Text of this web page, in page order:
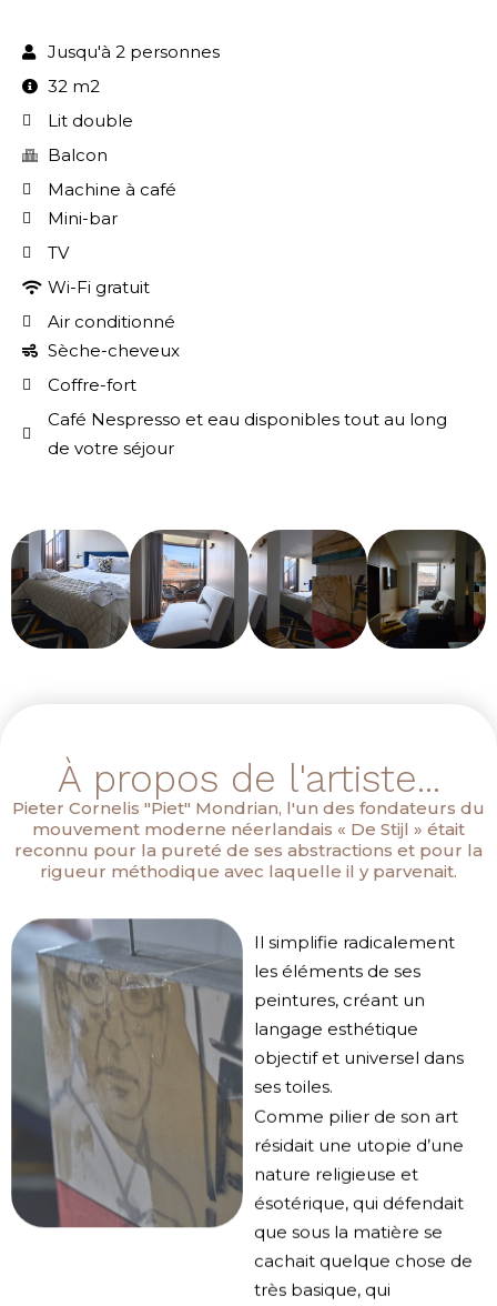
Jusqu'à 2 personnes
32 m2
Lit double
Balcon
Machine à café
Mini-bar
TV
Wi-Fi gratuit
Air conditionné
Sèche-cheveux
Coffre-fort
Café Nespresso et eau disponibles tout au long
de votre séjour
À propos de l'artiste...
Pieter Cornelis "Piet" Mondrian, l'un des fondateurs du
mouvement moderne néerlandais « De Stijl » était
reconnu pour la pureté de ses abstractions et pour la
rigueur méthodique avec laquelle il y parvenait.
Il simplifie radicalement
les éléments de ses
peintures, créant un
langage esthétique
objectif et universel dans
ses toiles.
Comme pilier de son art
résidait une utopie d’une
nature religieuse et
ésotérique, qui défendait
que sous la matière se
cachait quelque chose de
très basique, qui